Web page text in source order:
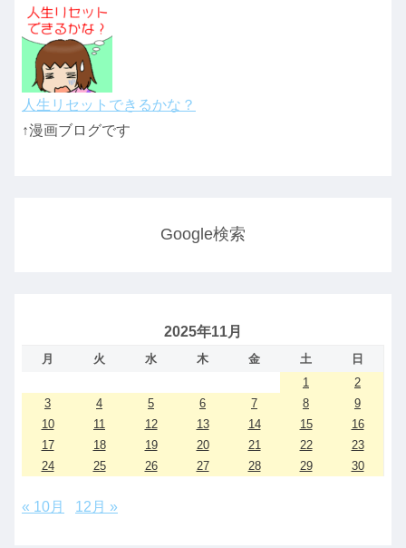
人生リセットできるかな？
↑漫画ブログです
Google検索
2025年11月
月 火 水 木 金 土
日
1
2
3
4 5 6 7 8
9
10
11 12 13 14 15
16
17
18 19 20 21 22
23
24
25 26 27 28 29 30
« 10月 12月 »